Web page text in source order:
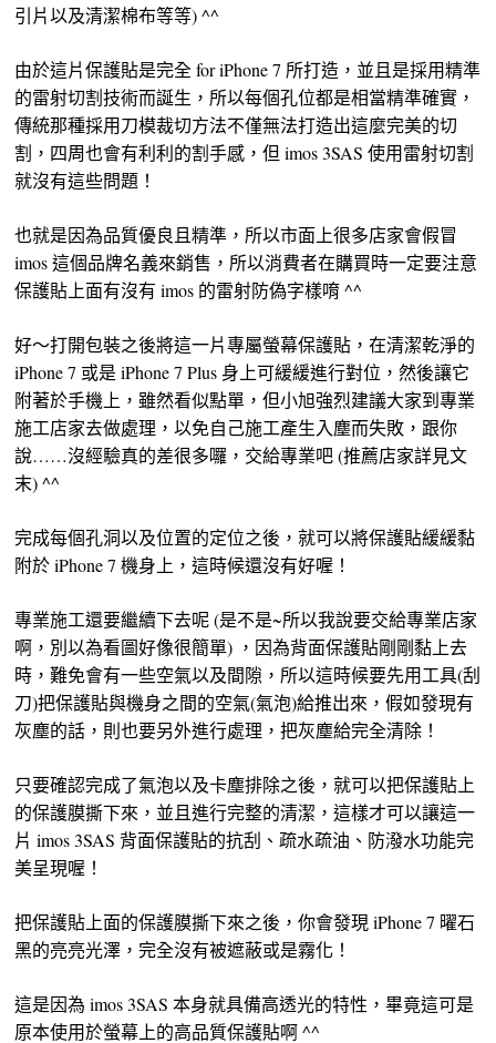
引片以及清潔棉布等等) ^^
由於這片保護貼是完全 for iPhone 7 所打造，並且是採用精準
的雷射切割技術而誕生，所以每個孔位都是相當精準確實，
傳統那種採用刀模裁切方法不僅無法打造出這麼完美的切
割，四周也會有利利的割手感，但 imos 3SAS 使用雷射切割
就沒有這些問題！
也就是因為品質優良且精準，所以市面上很多店家會假冒
imos 這個品牌名義來銷售，所以消費者在購買時一定要注意
保護貼上面有沒有 imos 的雷射防偽字樣唷 ^^
好～打開包裝之後將這一片專屬螢幕保護貼，在清潔乾淨的
iPhone 7 或是 iPhone 7 Plus 身上可緩緩進行對位，然後讓它
附著於手機上，雖然看似點單，但小旭強烈建議大家到專業
施工店家去做處理，以免自己施工產生入塵而失敗，跟你
說……沒經驗真的差很多囉，交給專業吧 (推薦店家詳見文
末) ^^
完成每個孔洞以及位置的定位之後，就可以將保護貼緩緩黏
附於 iPhone 7 機身上，這時候還沒有好喔！
專業施工還要繼續下去呢 (是不是~所以我說要交給專業店家
啊，別以為看圖好像很簡單) ，因為背面保護貼剛剛黏上去
時，難免會有一些空氣以及間隙，所以這時候要先用工具(刮
刀)把保護貼與機身之間的空氣(氣泡)給推出來，假如發現有
灰塵的話，則也要另外進行處理，把灰塵給完全清除！
只要確認完成了氣泡以及卡塵排除之後，就可以把保護貼上
的保護膜撕下來，並且進行完整的清潔，這樣才可以讓這一
片 imos 3SAS 背面保護貼的抗刮、疏水疏油、防潑水功能完
美呈現喔！
把保護貼上面的保護膜撕下來之後，你會發現 iPhone 7 曜石
黑的亮亮光澤，完全沒有被遮蔽或是霧化！
這是因為 imos 3SAS 本身就具備高透光的特性，畢竟這可是
原本使用於螢幕上的高品質保護貼啊 ^^